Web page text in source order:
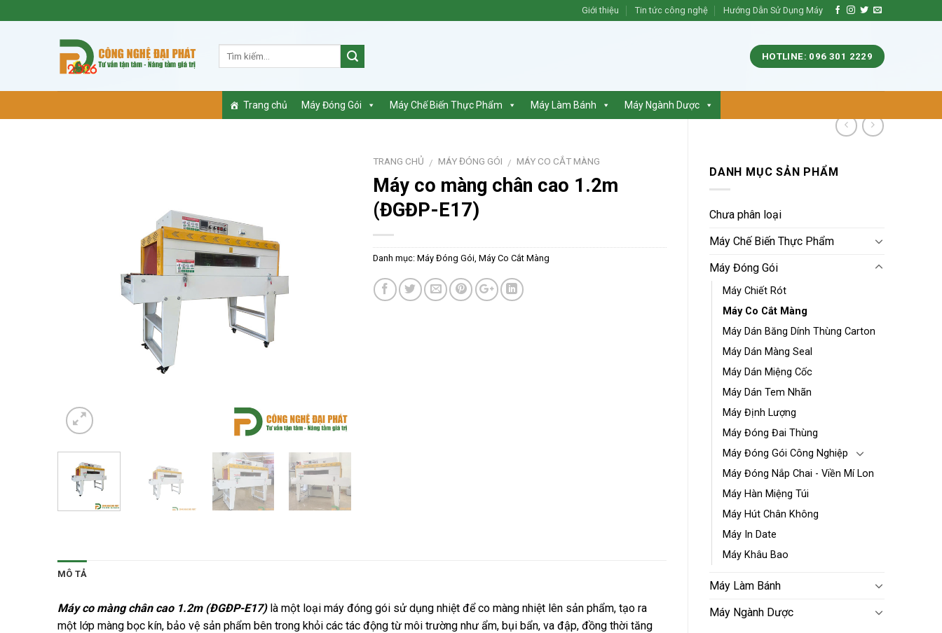
to
Giới thiệu Tin tức công nghệ Hướng Dẫn Sử Dụng Máy
HOTLINE: 096 301 2229
Trang chủ Máy Đóng Gói Máy Chế Biến Thực Phẩm Máy Làm Bánh Máy Ngành Dược
DANH MỤC SẢN PHẨM
Chưa phân loại
Máy Chế Biến Thực Phẩm
Máy Đóng Gói
Máy Chiết Rót
Máy Co Cắt Màng
Máy Dán Băng Dính Thùng Carton
Máy Dán Màng Seal
Máy Dán Miệng Cốc
Máy Dán Tem Nhãn
Máy Định Lượng
Máy Đóng Đai Thùng
Máy Đóng Gói Công Nghiệp
Máy Đóng Nắp Chai - Viền Mí Lon
Máy Hàn Miệng Túi
Máy Hút Chân Không
Máy In Date
Máy Khâu Bao
Máy Làm Bánh
Máy Ngành Dược
TRANG CHỦ / MÁY ĐÓNG GÓI / MÁY CO CẮT MÀNG
Máy co màng chân cao 1.2m
(ĐGĐP-E17)
Danh mục: Máy Đóng Gói, Máy Co Cắt Màng
MÔ TẢ
Máy co màng chân cao 1.2m (ĐGĐP-E17)là một loại máy đóng gói sử dụng nhiệt để co màng nhiệt lên sản phẩm, tạo ra
một lớp màng bọc kín, bảo vệ sản phẩm bên trong khỏi các tác động từ môi trường như ẩm, bụi bẩn, va đập, đồng thời tăng